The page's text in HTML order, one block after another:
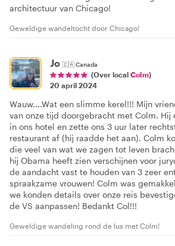
architectuur van Chicago!
Geweldige wandeltocht door Chicago!
Jo 🇨🇦Canada
(Over local Colm)
20 april 2024
Wauw....Wat een slimme kerel!!! Mijn
van onze tijd doorgebracht met Colm. Hij
in ons hotel en zette ons 3 uur later
restaurant af (hij raadde het aan). Colm
die veel van wat we zagen tot leven
hij Obama heeft zien verschijnen voor
de aandacht vast te houden van 3 zeer
spraakzame vrouwen! Colm was
we konden details over onze reis
de VS aanpassen! Bedankt Col!!!
Geweldige wandeling rond de lus met Colm!